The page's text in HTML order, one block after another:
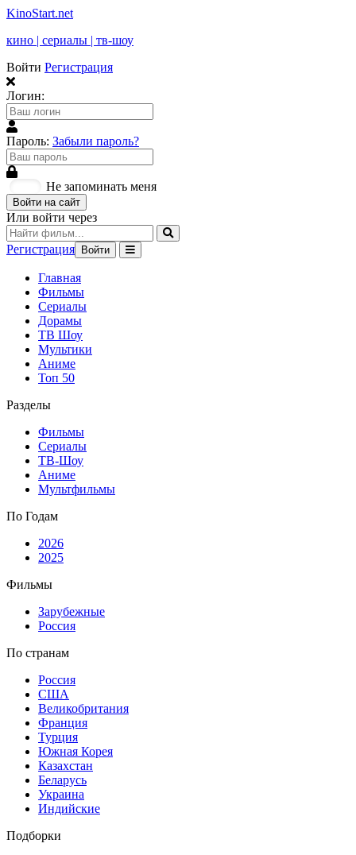
KinoStart.net
кино | сериалы | тв-шоу
Войти Регистрация
Логин:
Пароль: Забыли пароль?
Не запоминать меня
Войти на сайт
Или войти через
Регистрация Войти
Главная
Фильмы
Сериалы
Дорамы
ТВ Шоу
Мультики
Аниме
Топ 50
Разделы
Фильмы
Сериалы
ТВ-Шоу
Аниме
Мультфильмы
По Годам
2026
2025
Фильмы
Зарубежные
Россия
По странам
Россия
США
Великобритания
Франция
Турция
Южная Корея
Казахстан
Беларусь
Украина
Индийские
Подборки